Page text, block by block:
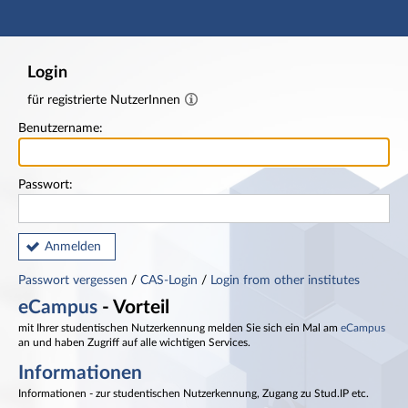
Hauptnavigation
Login
für registrierte NutzerInnen
Benutzername:
Passwort:
Anmelden
Passwort vergessen / CAS-Login / Login from other institutes
eCampus - Vorteil
mit Ihrer studentischen Nutzerkennung melden Sie sich ein Mal am eCampus
an und haben Zugriff auf alle wichtigen Services.
Informationen
Informationen - zur studentischen Nutzerkennung, Zugang zu Stud.IP etc.